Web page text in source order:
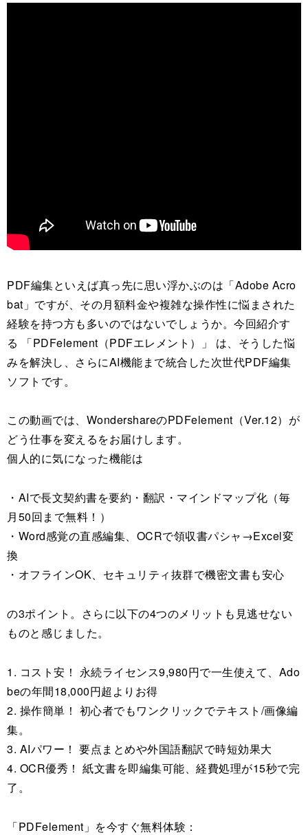
PDF編集といえば真っ先に思い浮かぶのは「Adobe Acro
bat」ですが、その月額料金や複雑な操作性に悩まされた
経験を持つ方も多いのではないでしょうか。今回紹介す
る 「PDFelement（PDFエレメント）」 は、そうした悩
みを解決し、さらにAI機能まで統合した次世代PDF編集
ソフトです。
この動画では、WondershareのPDFelement（Ver.12）が
どう仕事を変えるをお届けします。
個人的に気になった機能は
・AIで長文契約書を要約・翻訳・マインドマップ化（毎
月50回まで無料！）
・Word感覚の直感編集、OCRで領収書パシャ→Excel変
換
・オフラインOK、セキュリティ抜群で機密文書も安心
の3ポイント。さらに以下の4つのメリットも見逃せない
ものと感じました。
1. コスト安！ 永続ライセンス9,980円で一生使えて、Ado
beの年間18,000円超よりお得
2. 操作簡単！ 初心者でもワンクリックでテキスト/画像編
集。
3. AIパワー！ 要点まとめや外国語翻訳で時短効果大
4. OCR優秀！ 紙文書を即編集可能、経費処理が15秒で完
了。
「PDFelement」を今すぐ無料体験：